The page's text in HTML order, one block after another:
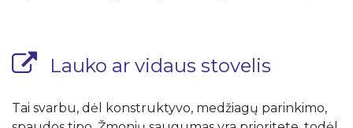
Lauko ar vidaus stovelis
Tai svarbu, dėl konstruktyvo, medžiagų parinkimo,